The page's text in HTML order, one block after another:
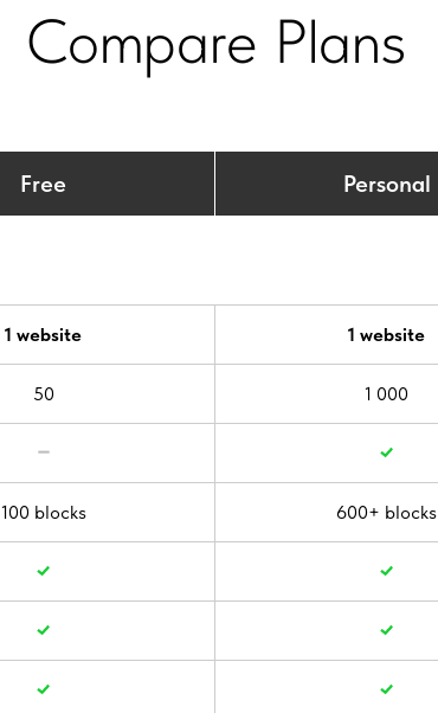
Compare Plans
Free Personal
1 website 1 website
50 1 000
100 blocks 600+ blocks